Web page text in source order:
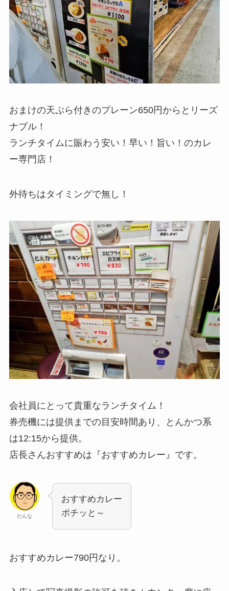
おまけの天ぷら付きのプレーン650円からとリーズ
ナブル！
ランチタイムに賑わう安い！早い！旨い！のカレ
ー専門店！
外待ちはタイミングで無し！
会社員にとって貴重なランチタイム！
券売機には提供までの目安時間あり、とんかつ系
は12:15から提供。
店長さんおすすめは『おすすめカレー』です。
だんな
おすすめカレー
ポチッと～
おすすめカレー790円なり。